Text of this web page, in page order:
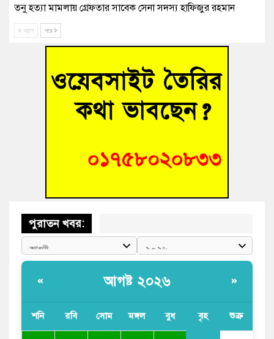
তনু হত্যা মামলায় গ্রেফতার সাবেক সেনা সদস্য হাফিজুর রহমান
আহত শিক্ষার্থীদের দেখতে গিয়ে মেডিকেলের ক্যান্টিনে অবরুদ্ধ জবি
হোমনায় বিধবা নারীর জমি দখল ও জীবননাশের হুমকির অভিযোগ
বুড়িচংয়ে অতিথি পাখির আবাসস্থল সংরক্ষণে প্রশাসনের উদ্যোগ; ৯
বুড়িচংয়ে জুলাই গণঅভ্যুত্থান দিবস উদযাপন উপলক্ষে প্রস্তুতিমূলক
আগে পরে
পুরাতন খবর:
« আগষ্ট ২০২৬ »
শনি রবি সোম মঙ্গল বুধ বৃহ শুক্র